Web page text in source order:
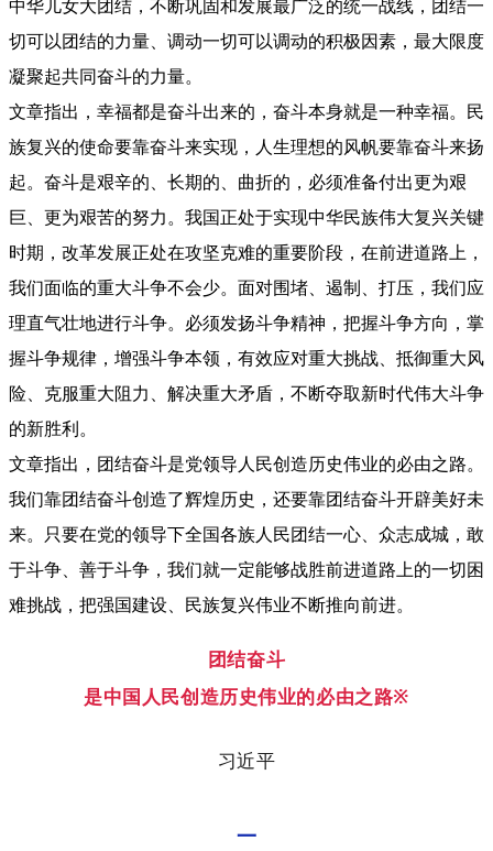
中华儿女大团结，不断巩固和发展最广泛的统一战线，团结一
切可以团结的力量、调动一切可以调动的积极因素，最大限度
凝聚起共同奋斗的力量。
文章指出，幸福都是奋斗出来的，奋斗本身就是一种幸福。民
族复兴的使命要靠奋斗来实现，人生理想的风帆要靠奋斗来扬
起。奋斗是艰辛的、长期的、曲折的，必须准备付出更为艰
巨、更为艰苦的努力。我国正处于实现中华民族伟大复兴关键
时期，改革发展正处在攻坚克难的重要阶段，在前进道路上，
我们面临的重大斗争不会少。面对围堵、遏制、打压，我们应
理直气壮地进行斗争。必须发扬斗争精神，把握斗争方向，掌
握斗争规律，增强斗争本领，有效应对重大挑战、抵御重大风
险、克服重大阻力、解决重大矛盾，不断夺取新时代伟大斗争
的新胜利。
文章指出，团结奋斗是党领导人民创造历史伟业的必由之路。
我们靠团结奋斗创造了辉煌历史，还要靠团结奋斗开辟美好未
来。只要在党的领导下全国各族人民团结一心、众志成城，敢
于斗争、善于斗争，我们就一定能够战胜前进道路上的一切困
难挑战，把强国建设、民族复兴伟业不断推向前进。
团结奋斗
是中国人民创造历史伟业的必由之路※
习近平
一